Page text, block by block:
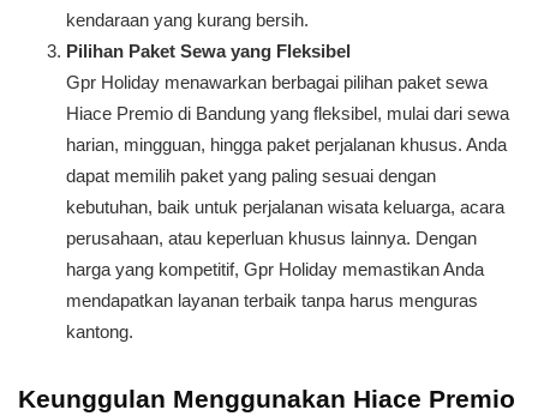
kendaraan yang kurang bersih.
Pilihan Paket Sewa yang Fleksibel
Gpr Holiday menawarkan berbagai pilihan paket sewa
Hiace Premio di Bandung yang fleksibel, mulai dari sewa
harian, mingguan, hingga paket perjalanan khusus. Anda
dapat memilih paket yang paling sesuai dengan
kebutuhan, baik untuk perjalanan wisata keluarga, acara
perusahaan, atau keperluan khusus lainnya. Dengan
harga yang kompetitif, Gpr Holiday memastikan Anda
mendapatkan layanan terbaik tanpa harus menguras
kantong.
Keunggulan Menggunakan Hiace Premio